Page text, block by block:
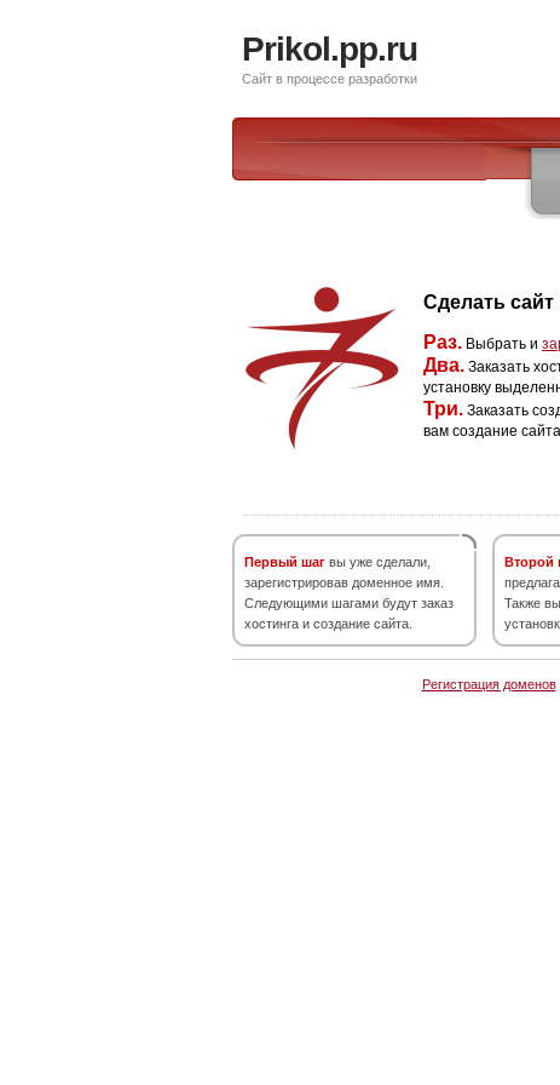
Prikol.pp.ru
Сайт в процессе разработки
Сделать сайт
Раз. Выбрать и
Два. Заказать
установку
Три. Заказать
вам создание
Первый шаг вы уже сделали,
зарегистрировав доменное имя.
Следующими шагами будут заказ
хостинга и создание сайта.
Второй
Также
Регистрация доменов